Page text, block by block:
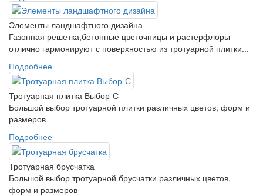
Элементы ландшафтного дизайна
Газонная решетка,бетонные цветочницы и растерфлоры
отлично гармонируют с поверхностью из тротуарной плитки...
Подробнее
Тротуарная плитка Выбор-С
Большой выбор тротуарной плитки различных цветов, форм и
размеров
Подробнее
Тротуарная брусчатка
Большой выбор тротуарной брусчатки различных цветов,
форм и размеров